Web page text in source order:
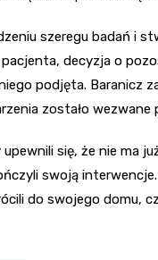
szeregu badań i
decyzja o
podjęta. Baranicz
zostało
się, że nie ma
swoją
do swojego domu,